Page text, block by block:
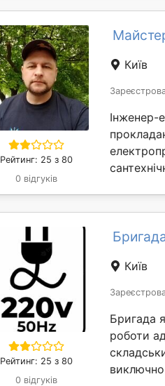
Рейтинг: 25 з 80
0 відгуків
Київ
Інженер-
Рейтинг: 25 з 80
0 відгуків
Київ
Бригада
роботи